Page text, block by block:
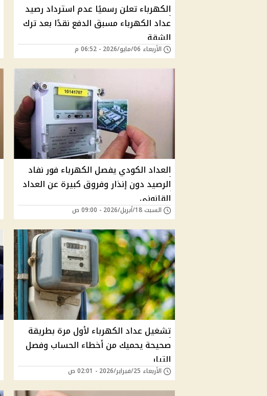
الكهرباء تعلن رسميًا عدم استرداد رصيد
عداد الكهرباء مسبق الدفع نقدًا بعد ترك
الشقة
الأربعاء 06/مايو/2026 - 06:52 م
العداد الكودي يفصل الكهرباء فور نفاد
الرصيد دون إنذار وفروق كبيرة عن العداد
القانوني
السبت 18/أبريل/2026 - 09:00 ص
تشغيل عداد الكهرباء لأول مرة بطريقة
صحيحة يحميك من أخطاء الحساب وفصل
التيار
الأربعاء 25/فبراير/2026 - 02:01 ص